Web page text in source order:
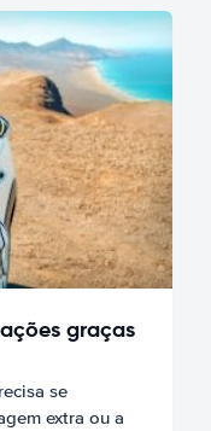
graças
se
extra ou a